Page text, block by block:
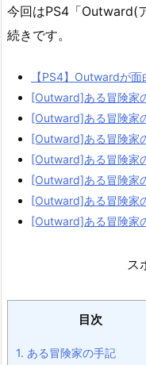
今回はPS4「Outward(
続きです。
【PS4】Outwardが
[Outward]ある冒険家
[Outward]ある冒険家
[Outward]ある冒険家
[Outward]ある冒険家
[Outward]ある冒険家
[Outward]ある冒険家
[Outward]ある冒険家
ス
目次
1. ある冒険家の手記